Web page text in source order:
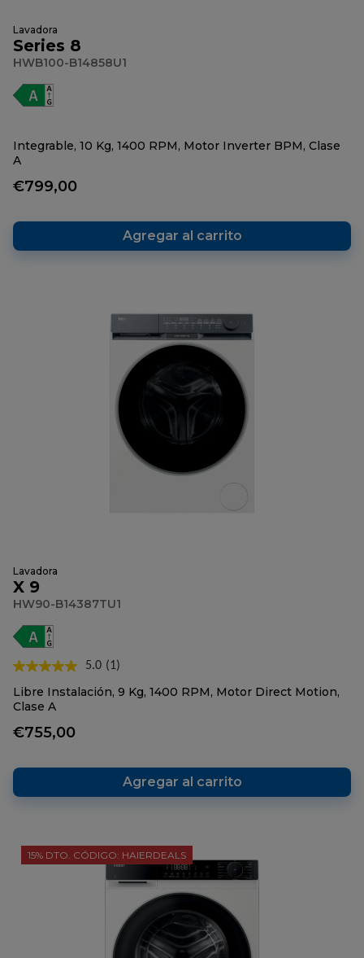
Lavadora
Series 8
HWB100-B14858U1
Integrable, 10 Kg, 1400 RPM, Motor Inverter BPM, Clase
A
€799,00
Agregar al carrito
Lavadora
X 9
HW90-B14387TU1
5.0 Lea
reseña.
(1)
Libre Instalación, 9 Kg, 1400 RPM, Motor Direct Motion,
Clase A
€755,00
Agregar al carrito
15% DTO. CÓDIGO: HAIERDEALS